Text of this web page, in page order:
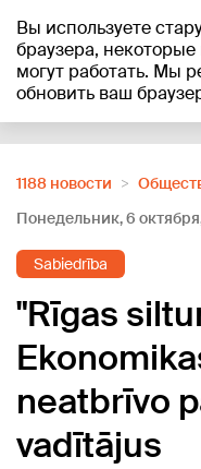
Вы используете
браузера,
могут работать. Мы
обновить ваш
+20°C
1188 новости
Понедельник, 6
Sabiedrība
"Rīgas
neatbrīvo
vadītājus